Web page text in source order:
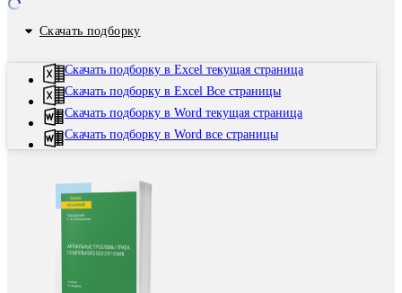
Скачать подборку
Скачать подборку в Excel текущая страница
Скачать подборку в Excel Все страницы
Скачать подборку в Word текущая страница
Скачать подборку в Word все страницы